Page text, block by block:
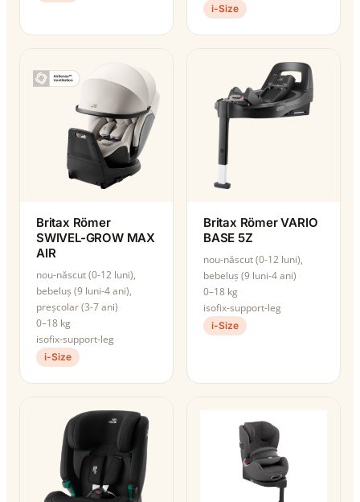
i-Size
Britax Römer
SWIVEL-GROW MAX
AIR
nou-născut (0-12 luni),
bebeluș (9 luni-4 ani),
preșcolar (3-7 ani)
0–18 kg
isofix-support-leg
i-Size
Britax Römer VARIO
BASE 5Z
nou-născut (0-12 luni),
bebeluș (9 luni-4 ani)
0–18 kg
isofix-support-leg
i-Size